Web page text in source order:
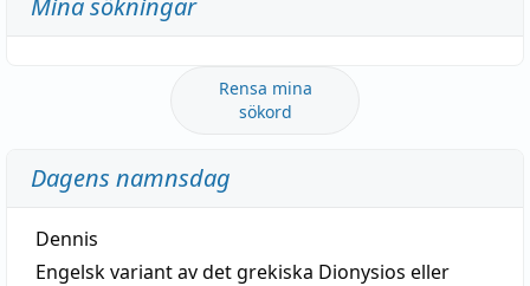
Rensa mina
sökord
Dagens namnsdag
Dennis
Engelsk variant av det grekiska Dionysios eller